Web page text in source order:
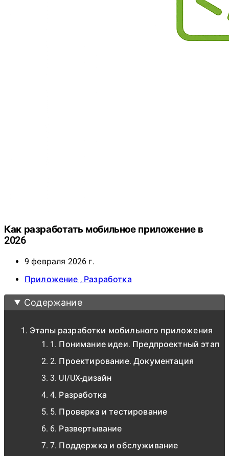
Как разработать мобильное приложение в
2026
9 февраля 2026 г.
Приложение , Разработка
Содержание
Этапы разработки мобильного приложения
1. Понимание идеи. Предпроектный этап
2. Проектирование. Документация
3. UI/UX-дизайн
4. Разработка
5. Проверка и тестирование
6. Развертывание
7. Поддержка и обслуживание